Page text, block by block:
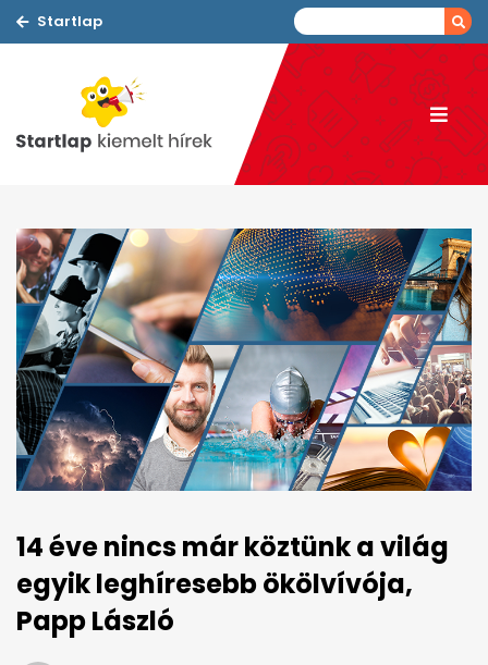
Startlap
14 éve nincs már köztünk a világ
egyik leghíresebb ökölvívója,
Papp László